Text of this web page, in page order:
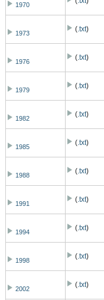
1970
1973
(.txt)
1976
(.txt)
1979
(.txt)
1982
(.txt)
1985
(.txt)
1988
(.txt)
1991
(.txt)
1994
(.txt)
1998
(.txt)
2002
(.txt)